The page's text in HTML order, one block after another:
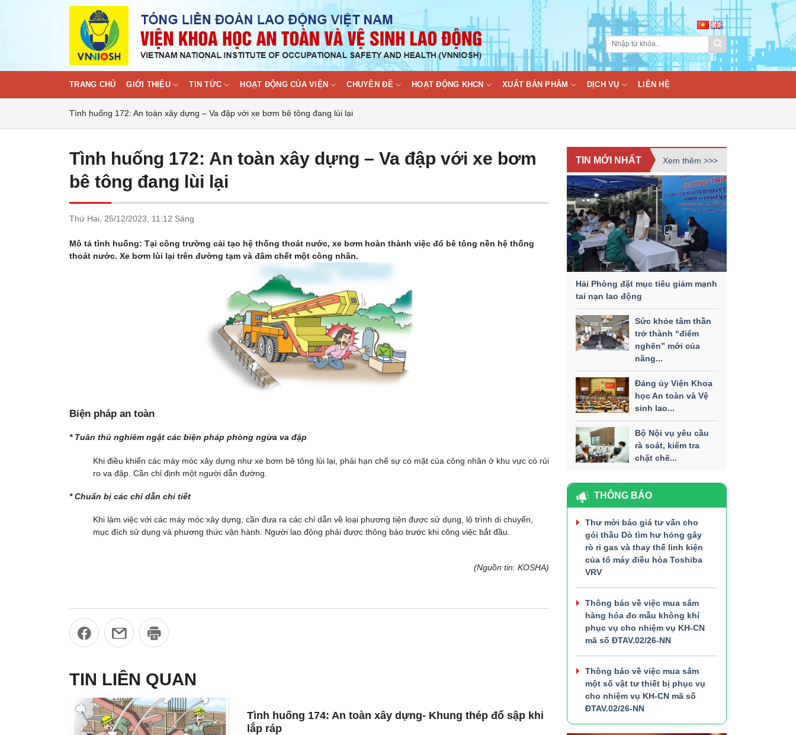
TRANG CHỦ GIỚI THIỆU TIN TỨC HOẠT ĐỘNG CỦA VIỆN CHUYÊN ĐỀ HOẠT ĐỘNG KHCN XUẤT BẢN PHẨM DỊCH VỤ LIÊN HỆ
Tình huống 172: An toàn xây dựng – Va đập với xe bơm bê tông đang lùi lại
Tình huống 172: An toàn xây dựng – Va đập với xe bơm
bê tông đang lùi lại
Thứ Hai, 25/12/2023, 11:12 Sáng
Mô tả tình huống: Tại công trường cải tạo hệ thống thoát nước, xe bơm hoàn thành việc đổ bê tông nền hệ thống
thoát nước. Xe bơm lùi lại trên đường tạm và đâm chết một công nhân.
Biện pháp an toàn
* Tuân thủ nghiêm ngặt các biện pháp phòng ngừa va đập
Khi điều khiển các máy móc xây dựng như xe bơm bê tông lùi lại, phải hạn chế sự có mặt của công nhân ở khu vực có rủi
ro va đập. Cần chỉ định một người dẫn đường.
* Chuẩn bị các chỉ dẫn chi tiết
Khi làm việc với các máy móc xây dựng, cần đưa ra các chỉ dẫn về loại phương tiện được sử dụng, lộ trình di chuyển,
mục đích sử dụng và phương thức vận hành. Người lao động phải được thông báo trước khi công việc bắt đầu.
(Nguồn tin: KOSHA)
TIN LIÊN QUAN
Tình huống 174: An toàn xây dựng- Khung thép đổ sập khi
lắp ráp
TIN MỚI NHẤT Xem thêm >>>
Hải Phòng đặt mục tiêu giảm mạnh
tai nạn lao động
Sức khỏe tâm thần
trở thành “điểm
nghẽn” mới của
năng...
Đảng ủy Viện Khoa
học An toàn và Vệ
sinh lao...
Bộ Nội vụ yêu cầu
rà soát, kiểm tra
chặt chẽ...
THÔNG BÁO
Thư mời báo giá tư vấn cho
gói thầu Dò tìm hư hỏng gây
rò rỉ gas và thay thế linh kiện
của tổ máy điều hòa Toshiba
VRV
Thông báo về việc mua sắm
hàng hóa đo mẫu không khí
phục vụ cho nhiệm vụ KH-CN
mã số ĐTAV.02/26-NN
Thông báo về việc mua sắm
một số vật tư thiết bị phục vụ
cho nhiệm vụ KH-CN mã số
ĐTAV.02/26-NN